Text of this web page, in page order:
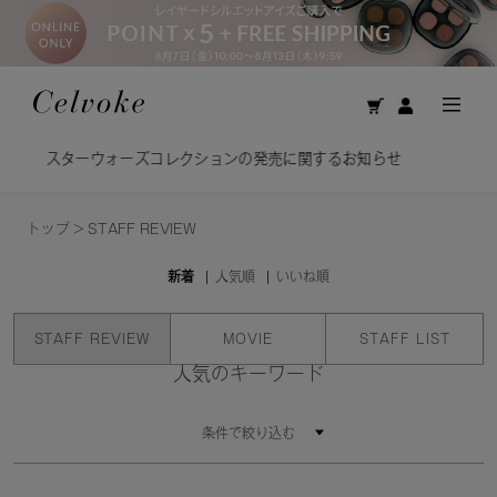
ーズコレクションの発売に関するお知らせ
トップ > STAFF REVIEW
新着 人気順 いいね順
STAFF REVIEW MOVIE STAFF LIST
人気のキーワード
条件で絞り込む